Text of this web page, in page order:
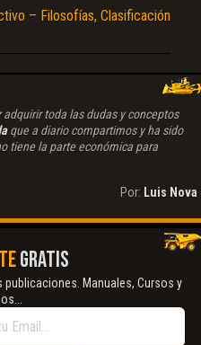
– Filosofías, Clasificación
toda las dudas y conceptos
que a diario compartimos y ha sido
tiene la parte económica para
Por: Luis Nova
GRATIS
publicaciones. Manuales, Cursos y